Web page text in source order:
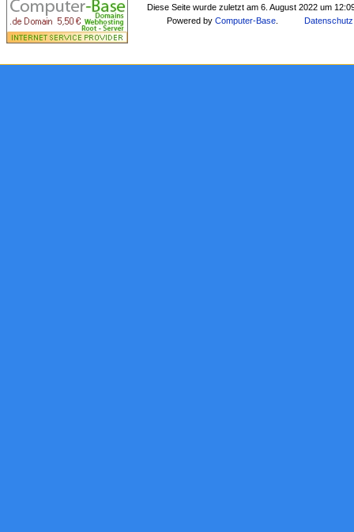
Diese Seite wurde zuletzt am 6. August 2022 um
Powered byComputer-Base Datenschutz